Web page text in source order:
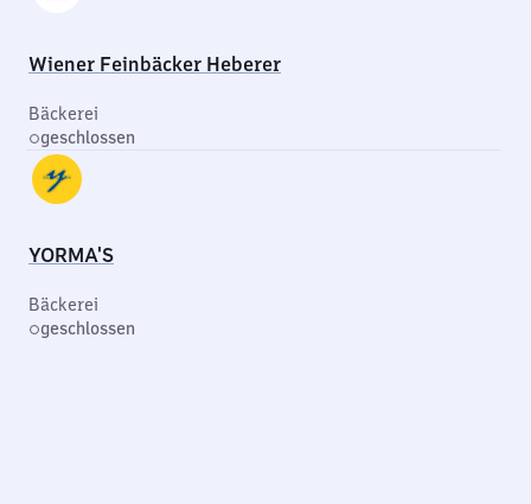
Wiener Feinbäcker Heberer
Bäckerei
geschlossen
YORMA'S
Bäckerei
geschlossen